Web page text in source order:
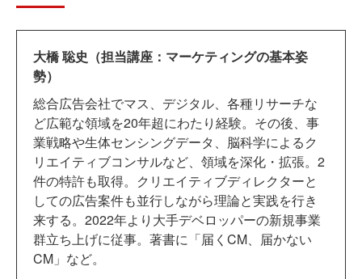
大橋 聡史（担当講座：マーケティングの基本姿
勢）
総合広告会社でマス、デジタル、各種リサーチな
ど広範な領域を20年超にわたり経験。その後、事
業戦略や生体センシングデータ、脳科学によるク
リエイティブコンサルなど、領域を深化・拡張。2
件の特許も取得。クリエイティブディレクターと
しての広告案件も並行しながら理論と実践を行き
来する。2022年より大手デベロッパーの新規事業
群立ち上げに従事。著書に「届くCM、届かない
CM」など。